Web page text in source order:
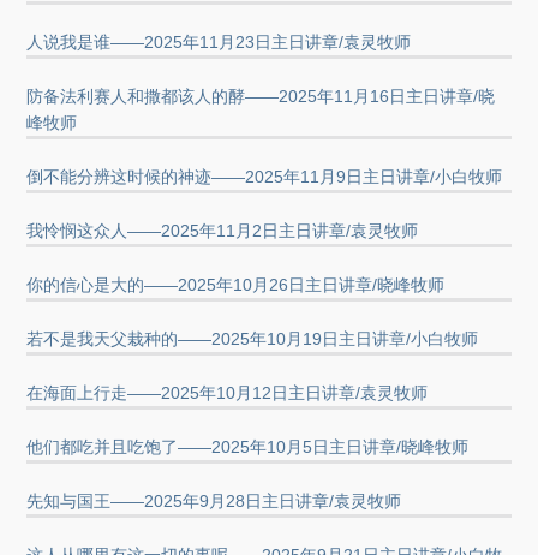
人说我是谁——2025年11月23日主日讲章/袁灵牧师
防备法利赛人和撒都该人的酵——2025年11月16日主日讲章/晓
峰牧师
倒不能分辨这时候的神迹——2025年11月9日主日讲章/小白牧师
我怜悯这众人——2025年11月2日主日讲章/袁灵牧师
你的信心是大的——2025年10月26日主日讲章/晓峰牧师
若不是我天父栽种的——2025年10月19日主日讲章/小白牧师
在海面上行走——2025年10月12日主日讲章/袁灵牧师
他们都吃并且吃饱了——2025年10月5日主日讲章/晓峰牧师
先知与国王——2025年9月28日主日讲章/袁灵牧师